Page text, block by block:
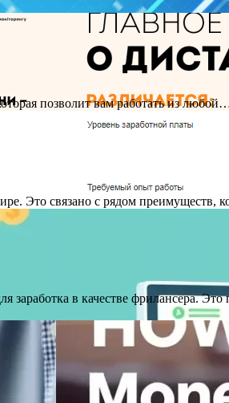
позволит вам работать из
Это связано с рядом преимуществ,
в качестве фрилансера. Это